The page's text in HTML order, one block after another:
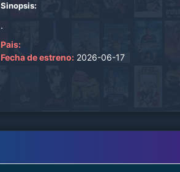
Sinopsis:
.
Pais:
Fecha de estreno: 2026-06-17